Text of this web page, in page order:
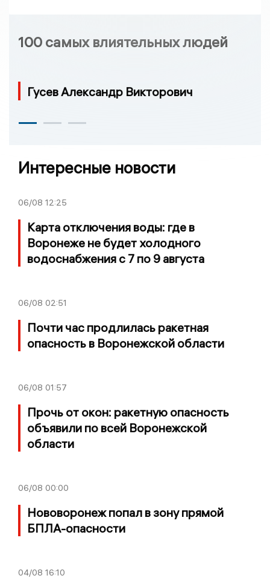
100 самых влиятельных людей
Гусев Александр Викторович
Интересные новости
06/08 12:25
Карта отключения воды: где в
Воронеже не будет холодного
водоснабжения с 7 по 9 августа
06/08 02:51
Почти час продлилась ракетная
опасность в Воронежской области
06/08 01:57
Прочь от окон: ракетную опасность
объявили по всей Воронежской
области
06/08 00:00
Нововоронеж попал в зону прямой
БПЛА-опасности
04/08 16:10